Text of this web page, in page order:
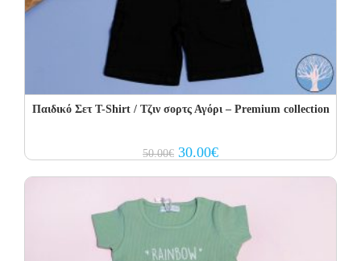
Παιδικό Σετ T-Shirt / Τζιν σορτς Αγόρι – Premium collection
50.00€ Original
price
30.00€Current
price